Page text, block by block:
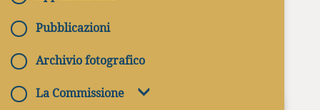
Pubblicazioni
Archivio fotografico
La Commissione